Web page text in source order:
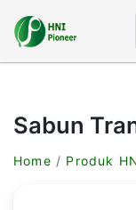
Sabun
Home / Produk